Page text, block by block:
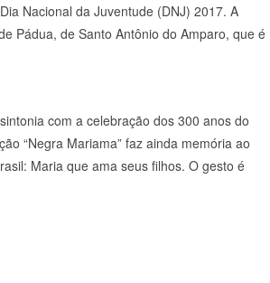
Nacional da Juventude (DNJ) 2017. A
Pádua, de Santo Antônio do Amparo, que é
com a celebração dos 300 anos do
“Negra Mariama” faz ainda memória ao
Maria que ama seus filhos. O gesto é